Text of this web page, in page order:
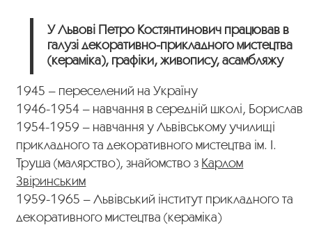
У Львові Петро Костянтинович працював в
галузі декоративно-прикладного мистецтва
(кераміка), графіки, живопису, асамбляжу
1945 – переселений на Україну
1946-1954 – навчання в середній школі, Борислав
1954-1959 – навчання у Львівському училищі
прикладного та декоративного мистецтва ім. І.
Труша (малярство), знайомство з Карлом
Звіринським
1959-1965 – Львівський інститут прикладного та
декоративного мистецтва (кераміка)